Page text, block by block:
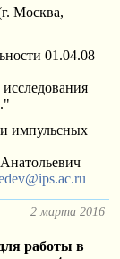
Москва,
01.04.08
импульсных
2 марта 2016
работы в